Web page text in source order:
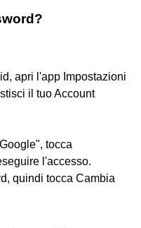
apri l'app Impostazioni
il tuo Account
tocca
l'accesso.
quindi tocca Cambia